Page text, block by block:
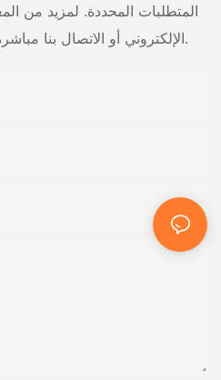
المتطلبات المحددة. لمزيد من
الإلكتروني أو الاتصال بنا مباشرة مع أسئلة أو استفسارات.